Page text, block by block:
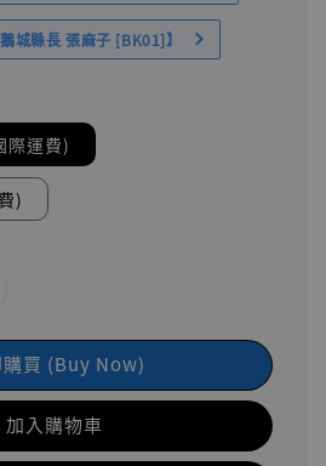
城縣長 張麻子 [BK01]】
際運費)
)
購買 (Buy Now)
加入購物車